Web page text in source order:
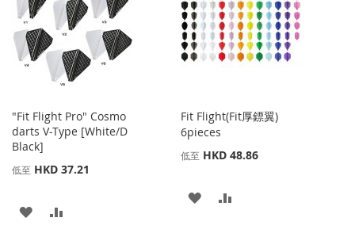
收
藏
比
較
收
藏
比
較
"Fit Flight Pro" Cosmo
darts V-Type [White/D
Black]
低至 HKD 37.21
添
Fit Flight(Fit厚鏢翼)
6pieces
低至 HKD 48.86
添